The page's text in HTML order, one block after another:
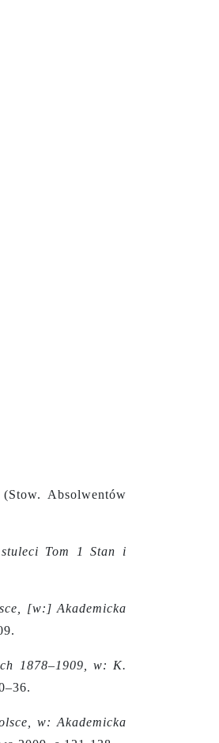
Absolwentów
stuleci Tom 1 Stan i
[w:] Akademicka
1878–1909, w: K.
w: Akademicka